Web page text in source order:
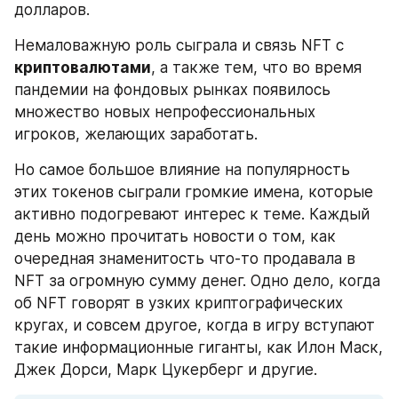
долларов.
криптовалютами, а также тем, что во время
пандемии на фондовых рынках появилось
множество новых непрофессиональных
игроков, желающих заработать.
Но самое большое влияние на популярность
этих токенов сыграли громкие имена, которые
активно подогревают интерес к теме. Каждый
день можно прочитать новости о том, как
очередная знаменитость что-то продавала в
NFT за огромную сумму денег. Одно дело, когда
об NFT говорят в узких криптографических
кругах, и совсем другое, когда в игру вступают
такие информационные гиганты, как Илон Маск,
Джек Дорси, Марк Цукерберг и другие.